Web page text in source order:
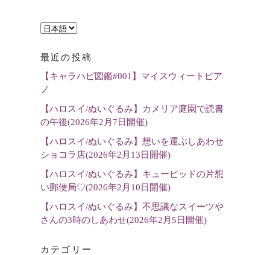
言
を
選
最近の投稿
【キャラハピ図鑑#001】マイスウィートピア
ノ
【ハロスイ/ぬいぐるみ】カメリア庭園で読書
の午後(2026年2月7日開催)
【ハロスイ/ぬいぐるみ】想いを運ぶしあわせ
ショコラ店(2026年2月13日開催)
【ハロスイ/ぬいぐるみ】キューピッドの片想
い郵便局♡(2026年2月10日開催)
【ハロスイ/ぬいぐるみ】不思議なスイーツや
さんの3時のしあわせ(2026年2月5日開催)
カテゴリー